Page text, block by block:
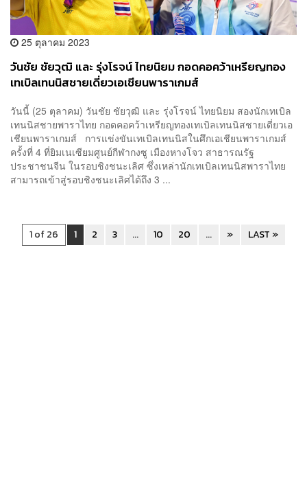
25 ตุลาคม 2023
วันชัย ชัยวุฒิ และ รุ่งโรจน์ ไทยนิยม กอดคอคว้าเหรียญทอง
เทเบิลเทนนิสชายเดี่ยวเอเชียนพาราเกมส์
วันนี้ (25 ตุลาคม) วันชัย ชัยวุฒิ และ รุ่งโรจน์ ไทยนิยม สองนักเทเบิล
เทนนิสชายพาราไทย กอดคอคว้าเหรียญทองเทเบิลเทนนิสชายเดี่ยวเอ
เชียนพาราเกมส์ การแข่งขันเทเบิลเทนนิสในศึกเอเชียนพาราเกมส์
ครั้งที่ 4 ที่ยิมเนเซียมศูนย์กีฬากงซู เมืองหางโจว สาธารณรัฐ
ประชาชนจีน ในรอบชิงชนะเลิศ ซึ่งเหล่านักเทเบิลเทนนิสพาราไทย
สามารถเข้าสู่รอบชิงชนะเลิศได้ถึง 3 ...
1 of 26 1 2 3 ... 10 20 ... » LAST »